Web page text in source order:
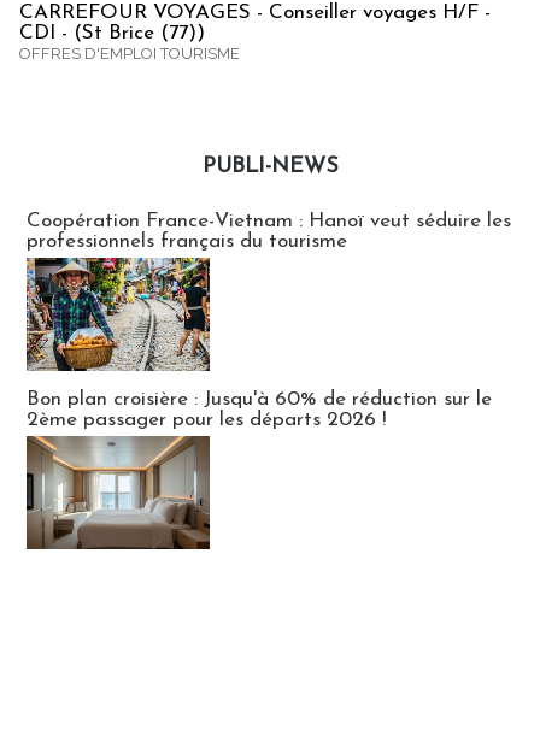
CARREFOUR VOYAGES - Conseiller voyages H/F -
CDI - (St Brice (77))
OFFRES D'EMPLOI TOURISME
PUBLI-NEWS
Coopération France-Vietnam : Hanoï veut séduire les
professionnels français du tourisme
Bon plan croisière : Jusqu'à 60% de réduction sur le
2ème passager pour les départs 2026 !